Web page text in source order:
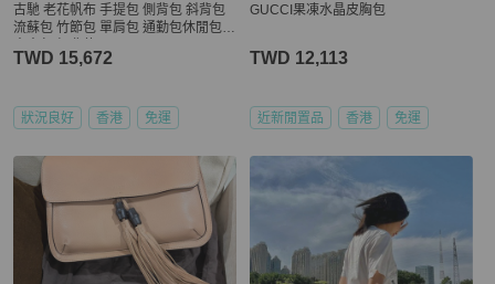
古馳 老花帆布 手提包 側背包 斜背包
流蘇包 竹節包 單肩包 通勤包休閒包
g
TWD 15,672
狀況良好 香港 免運
GUCCI果凍水晶皮胸包
TWD 12,113
近新閒置品 香港 免運